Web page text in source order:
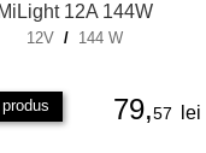
MiLight 12A 144W
12V / 144 W
79,57 lei